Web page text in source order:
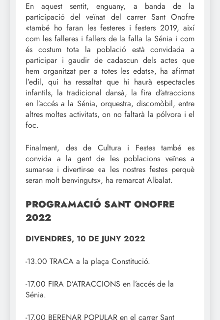
En aquest sentit, enguany, a banda de la
participació del veïnat del carrer Sant Onofre
«també ho faran les festeres i festers 2019, així
com les falleres i fallers de la falla la Sénia i com
és costum tota la població està convidada a
participar i gaudir de cadascun dels actes que
hem organitzat per a totes les edats», ha afirmat
l’edil, qui ha ressaltat que hi haurà espectacles
infantils, la tradicional dansà, la fira d’atraccions
en l’accés a la Sénia, orquestra, discomòbil, entre
altres moltes activitats, on no faltarà la pólvora i el
foc.
Finalment, des de Cultura i Festes també es
convida a la gent de les poblacions veïnes a
sumar-se i divertir-se «a les nostres festes perquè
seran molt benvinguts», ha remarcat Albalat.
PROGRAMACIÓ SANT ONOFRE
2022
DIVENDRES, 10 DE JUNY 2022
-13.00 TRACA a la plaça Constitució.
-17.00 FIRA D’ATRACCIONS en l’accés de la
Sénia.
-17.00 BERENAR POPULAR en el carrer Sant